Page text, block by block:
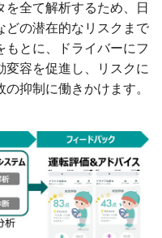
全て解析するため、日
どの潜在的なリスクまで
もとに、ドライバーにフ
変容を促進し、リスクに
抑制に働きかけます。